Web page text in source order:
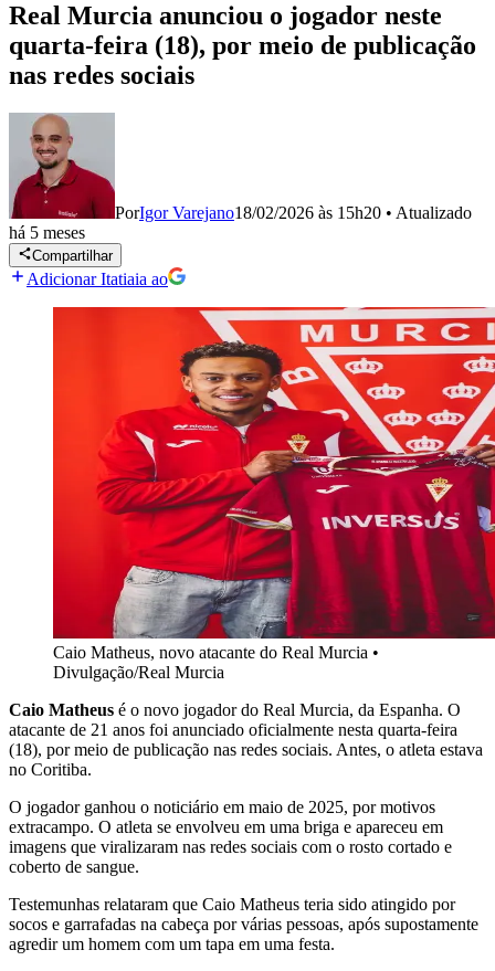
Real Murcia anunciou o jogador neste
quarta-feira (18), por meio de publicação
nas redes sociais
PorIgor Varejano18/02/2026 às 15h20 • Atualizado
há 5 meses
Compartilhar
Adicionar Itatiaia ao
Caio Matheus, novo atacante do Real Murcia •
Divulgação/Real Murcia
Caio Matheus é o novo jogador do Real Murcia, da Espanha. O
atacante de 21 anos foi anunciado oficialmente nesta quarta-feira
(18), por meio de publicação nas redes sociais. Antes, o atleta estava
no Coritiba.
O jogador ganhou o noticiário em maio de 2025, por motivos
extracampo. O atleta se envolveu em uma briga e apareceu em
imagens que viralizaram nas redes sociais com o rosto cortado e
coberto de sangue.
Testemunhas relataram que Caio Matheus teria sido atingido por
socos e garrafadas na cabeça por várias pessoas, após supostamente
agredir um homem com um tapa em uma festa.